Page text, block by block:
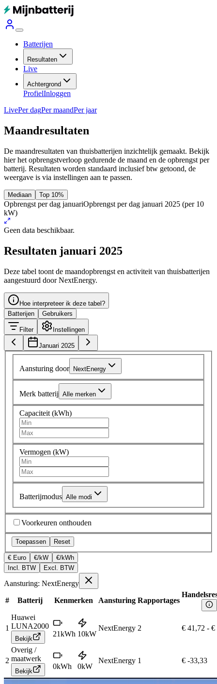
Batterijen
Resultaten
Live
Achtergrond
ProfielInloggen
LivePer dagPer maandPer jaar
Maandresultaten
De maandresultaten van thuisbatterijen inzichtelijk gemaakt. Bekijk
hier het opbrengstverloop gedurende de maand en de opbrengst per
batterij. Resultaten worden standaard inclusief btw getoond, de
weergave is via instellingen aan te passen.
Mediaan Top 10%
Opbrengst per dag januariOpbrengst per dag januari 2025 (per 10
kW)
Geen data beschikbaar.
Resultaten januari 2025
Deze tabel toont de maandopbrengst en activiteit van thuisbatterijen
aangestuurd door NextEnergy.
Hoe interpreteer ik deze tabel?
Batterijen
Gebruikers
Filter Instellingen
Januari 2025
Aansturing door NextEnergy
Merk batterij Alle merken
Capaciteit (kWh)
Vermogen (kW)
Batterijmodus Alle modi
Voorkeuren onthouden
Toepassen Reset
€ Euro €/kW
€/kWh
Incl. BTW
Excl. BTW
Aansturing: NextEnergy
# Batterij Kenmerken Aansturing Rapportages
1
Huawei
LUNA2000
Bekijk
21kWh 10kW
NextEnergy 2 € 41,72 - €
2
Overig /
maatwerk
Bekijk
0kWh 0kW
NextEnergy 1 € -33,33